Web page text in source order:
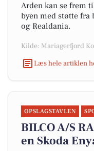
Arden kan se frem
byen med støtte fra
og Realdania.
Kilde: Mariagerfjord
Læs hele artiklen
OPSLAGSTAVLEN
BILCO A/S
en Skoda